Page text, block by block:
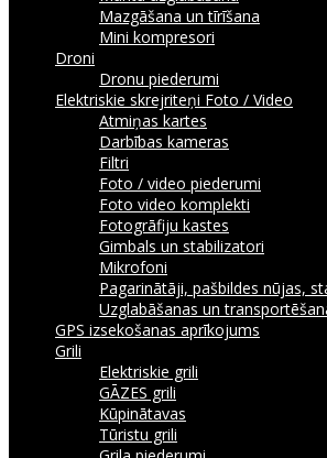
Mazgāšana un tīrīšana
Mini kompresori
Droni
Dronu piederumi
Elektriskie skrejriteņi Foto / Video
Atmiņas kartes
Darbības kameras
Filtri
Foto / video piederumi
Foto video komplekti
Fotogrāfiju kastes
Gimbals un stabilizatori
Mikrofoni
Pagarinātāji, pašbildes nūjas,
Uzglabāšanas un
GPS izsekošanas aprīkojums
Grili
Elektriskie grili
GĀZES grili
Kūpinātavas
Tūristu grili